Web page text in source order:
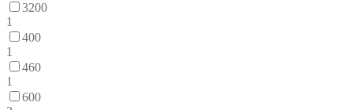
3200
1
400
1
460
1
600